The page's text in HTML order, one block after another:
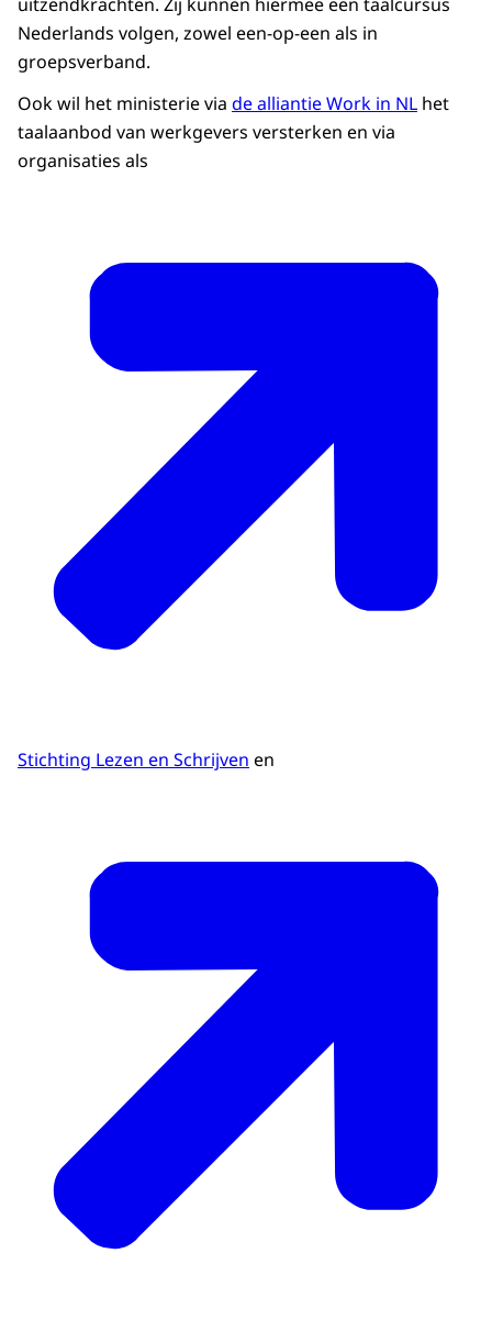
Nederlands volgen, zowel een-op-een als in
groepsverband.
Ook wil het ministerie via de alliantieWork in NL het
taalaanbod van werkgevers versterken en via
organisaties als
Stichting Lezen en Schrijven en